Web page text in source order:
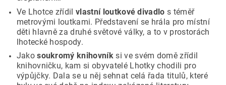
Ve Lhotce zřídilvlastní loutkové divadlo s téměř
metrovými loutkami. Představení se hrála pro místní
děti hlavně za druhé světové války, a to v prostorách
lhotecké hospody.
Jakosoukromý knihovníksi ve svém domě zřídil
knihovničku, kam si obyvatelé Lhotky chodili pro
výpůjčky. Dala se u něj sehnat celá řada titulů, které